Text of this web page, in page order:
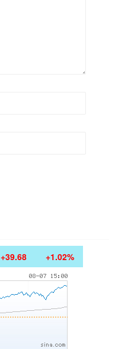
+39.68 +1.02%